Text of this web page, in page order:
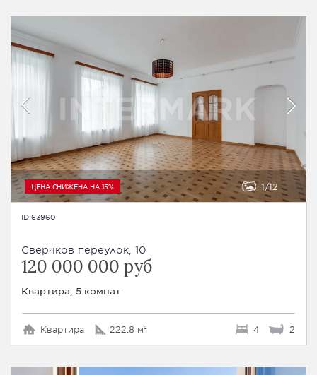
ЦЕНА СНИЖЕНА НА 15% 1 12
ID 63960
Сверчков переулок, 10
120 000 000 руб
Квартира, 5 комнат
Квартира 222.8 м² 4 2